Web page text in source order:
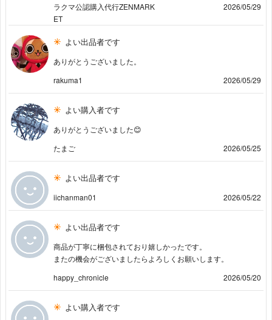
ラクマ公認購入代行ZENMARK
ET
2026/05/29
よい出品者です
ありがとうございました。
rakuma1
2026/05/29
よい購入者です
ありがとうございました😊
たまご
2026/05/25
よい出品者です
iichanman01 2026/05/22
よい出品者です
商品が丁寧に梱包されており嬉しかったです。
またの機会がございましたらよろしくお願いします。
happy_chronicle
2026/05/20
よい購入者です